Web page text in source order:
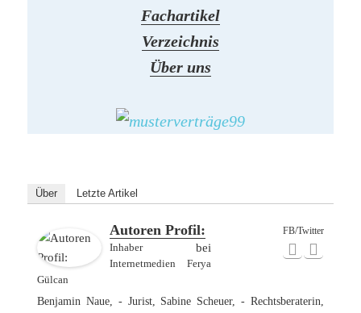
Fachartikel
Verzeichnis
Über uns
Über Letzte Artikel
FB/Twitter
Autoren Profil:
Inhaberbei
Internetmedien Ferya
Gülcan
Benjamin Naue, - Jurist, Sabine Scheuer, - Rechtsberaterin,